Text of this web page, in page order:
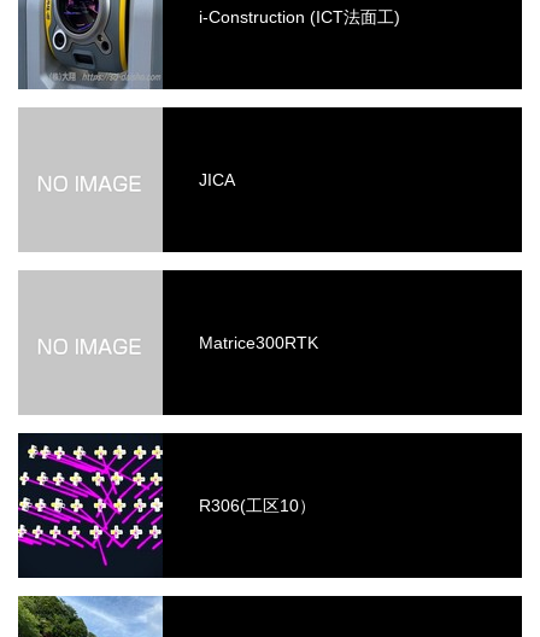
i-Construction (ICT法面工)
JICA
Matrice300RTK
R306(工区10）